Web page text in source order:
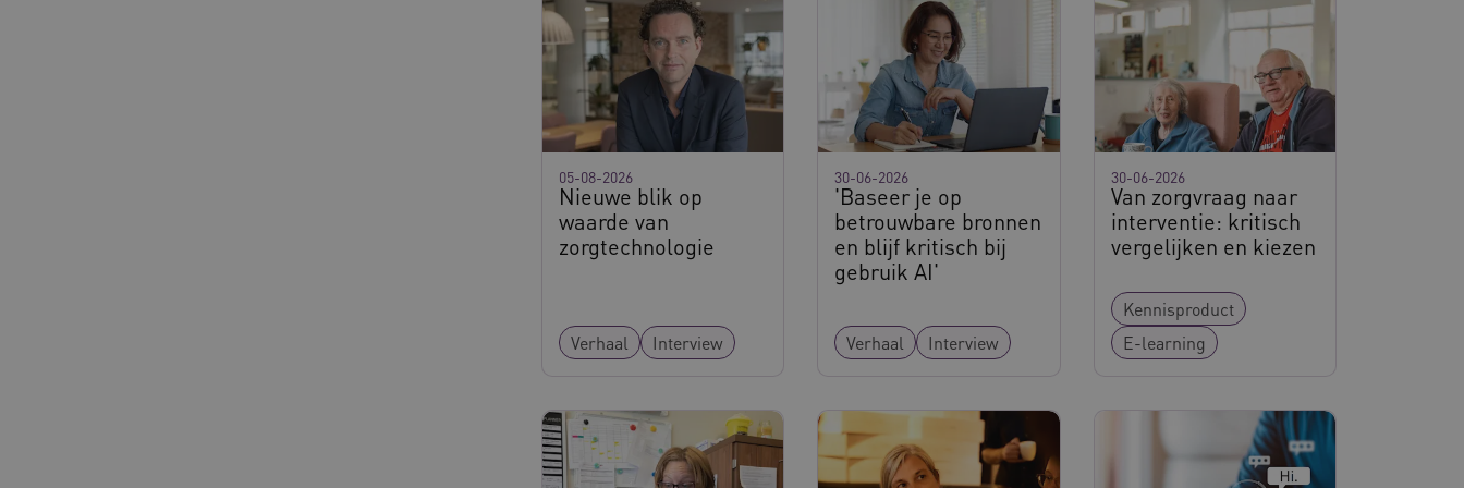
Nieuwe blik op
waarde van
zorgtechnologie
05-08-2026
Verhaal Interview
'Baseer je op
betrouwbare bronnen
en blijf kritisch bij
gebruik AI'
30-06-2026
Verhaal Interview
Van zorgvraag naar
interventie: kritisch
vergelijken en kiezen
30-06-2026
Kennisproduct
E-learning
.youtube.com
5 maanden 4
weken
Cloudflare Inc.
29 minuten
50 seconden
Deze cookie wordt gebruikt om onderscheid te maken tussen
mensen en bots. Dit is gunstig voor de website, om geldige
rapporten te kunnen maken over het gebruik van hun website.
YouTube
.youtube.com
5 maanden 4
weken
Deze cookie wordt gebruikt om de toestemming van de gebruiker
en privacykeuzes voor hun interactie met de site op te slaan. Het
registreert gegevens over de toestemming van de bezoeker met
hun voorkeuren worden gerespecteerd in toekomstige sessies.
vilans.blueconic.net
11 maanden
4 weken
Dit cookie wordt gebruikt om gebruikerssessies te onderhouden en
ervoor te zorgen dat berichten worden verzonden naar de browser
die de gebruikerssessie onderhoud voor operationele efficiëntie en
Deze cookie wordt ingesteld door websites die draaien op het
bezoekerspagina's tijdens elke browsesessie naar dezelfde server
worden gerouteerd.
.vilans.nl
server in het cluster worden afgehandeld.
CookieScript
www.vilans.nl
11 maanden
4 weken
Deze cookie wordt gebruikt door de Cookie-Script.com-service om
de cookievoorkeuren van bezoekers te onthouden. De cookie-
banner van Cookie-Script.com is noodzakelijk om correct te werken.